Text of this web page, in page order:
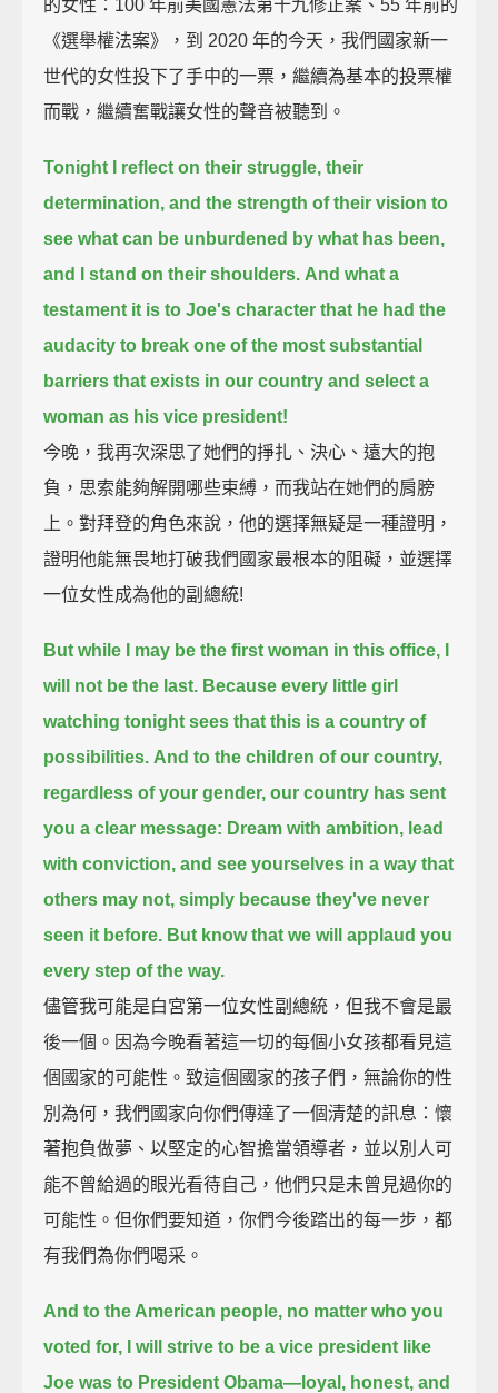
的女性：100 年前美國憲法第十九修正案、55 年前的
《選舉權法案》，到 2020 年的今天，我們國家新一
世代的女性投下了手中的一票，繼續為基本的投票權
而戰，繼續奮戰讓女性的聲音被聽到。
Tonight I reflect on their struggle, their
determination, and the strength of their vision to
see what can be unburdened by what has been,
and I stand on their shoulders. And what a
testament it is to Joe's character that he had the
audacity to break one of the most substantial
barriers that exists in our country and select a
woman as his vice president!
今晚，我再次深思了她們的掙扎、決心、遠大的抱
負，思索能夠解開哪些束縛，而我站在她們的肩膀
上。對拜登的角色來說，他的選擇無疑是一種證明，
證明他能無畏地打破我們國家最根本的阻礙，並選擇
一位女性成為他的副總統!
But while I may be the first woman in this office, I
will not be the last. Because every little girl
watching tonight sees that this is a country of
possibilities. And to the children of our country,
regardless of your gender, our country has sent
you a clear message: Dream with ambition, lead
with conviction, and see yourselves in a way that
others may not, simply because they've never
seen it before. But know that we will applaud you
every step of the way.
儘管我可能是白宮第一位女性副總統，但我不會是最
後一個。因為今晚看著這一切的每個小女孩都看見這
個國家的可能性。致這個國家的孩子們，無論你的性
別為何，我們國家向你們傳達了一個清楚的訊息：懷
著抱負做夢、以堅定的心智擔當領導者，並以別人可
能不曾給過的眼光看待自己，他們只是未曾見過你的
可能性。但你們要知道，你們今後踏出的每一步，都
有我們為你們喝采。
And to the American people, no matter who you
voted for,
I will strive to be a vice president like
Joe was to President Obama— loyal, honest, and